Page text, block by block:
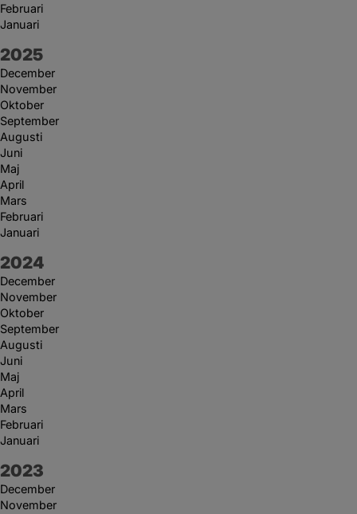
Februari
Januari
År:
2025
December
November
Oktober
September
Augusti
Juni
Maj
April
Mars
Februari
Januari
År:
2024
December
November
Oktober
September
Augusti
Juni
Maj
April
Mars
Februari
Januari
År:
2023
December
November